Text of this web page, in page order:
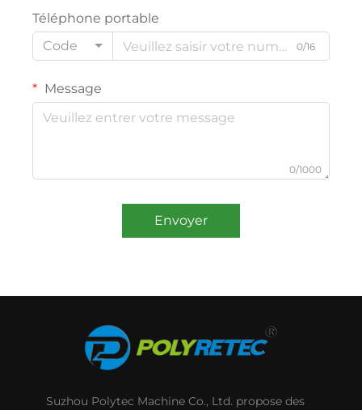
Téléphone portable
Code
0/16
Message
0/1000
Envoyer
Suzhou Polytec Machine Co., Ltd. propose des